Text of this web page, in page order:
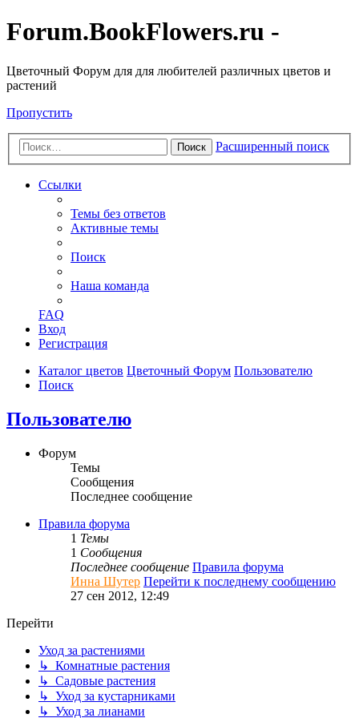
Forum.BookFlowers.ru -
Цветочный Форум для для любителей различных цветов и
растений
Пропустить
Поиск Расширенный поиск
Ссылки
Темы без ответов
Активные темы
Поиск
Наша команда
FAQ
Вход
Регистрация
Каталог цветов Цветочный Форум Пользователю
Поиск
Пользователю
Форум
Темы
Сообщения
Последнее сообщение
Правила форума
1 Темы
1 Сообщения
Последнее сообщение Правила форума
Инна Шутер Перейти к последнему сообщению
27 сен 2012, 12:49
Перейти
Уход за растениями
↳ Комнатные растения
↳ Садовые растения
↳ Уход за кустарниками
↳ Уход за лианами